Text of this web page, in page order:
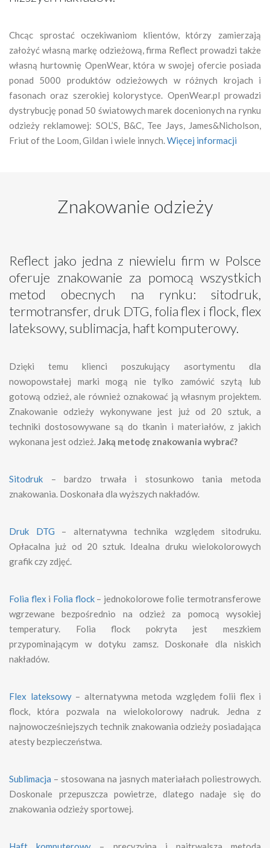
Chcąc sprostać oczekiwaniom klientów, którzy zamierzają
założyć własną markę odzieżową, firma Reflect prowadzi także
własną hurtownię OpenWear, która w swojej ofercie posiada
ponad 5000 produktów odzieżowych w różnych krojach i
fasonach oraz szerokiej kolorystyce. OpenWear.pl prowadzi
dystrybucję ponad 50 światowych marek docenionych na rynku
odzieży reklamowej: SOL’S, B&C, Tee Jays, James&Nicholson,
Friut of the Loom, Gildan i wiele innych.Więcej informacji
Znakowanie odzieży
Reflect jako jedna z niewielu firm w Polsce
oferuje znakowanie za pomocą wszystkich
metod obecnych na rynku: sitodruk,
termotransfer, druk DTG, folia flex i flock, flex
lateksowy, sublimacja, haft komputerowy.
Dzięki temu klienci poszukujący asortymentu dla
nowopowstałej marki mogą nie tylko zamówić szytą lub
gotową odzież, ale również oznakować ją własnym projektem.
Znakowanie odzieży wykonywane jest już od 20 sztuk, a
techniki dostosowywane są do tkanin i materiałów, z jakich
wykonana jest odzież.Jaką metodę znakowania wybrać?
Sitodruk – bardzo trwała i stosunkowo tania metoda
znakowania. Doskonała dla wyższych nakładów.
Druk DTG – alternatywna technika względem sitodruku.
Opłacalna już od 20 sztuk. Idealna druku wielokolorowych
grafik czy zdjęć.
Folia flex i Folia flock– jednokolorowe folie termotransferowe
wgrzewane bezpośrednio na odzież za pomocą wysokiej
temperatury. Folia flock pokryta jest meszkiem
przypominającym w dotyku zamsz. Doskonałe dla niskich
nakładów.
Flex lateksowy– alternatywna metoda względem folii flex i
flock, która pozwala na wielokolorowy nadruk. Jedna z
najnowocześniejszych technik znakowania odzieży posiadająca
atesty bezpieczeństwa.
Sublimacja – stosowana na jasnych materiałach poliestrowych.
Doskonale przepuszcza powietrze, dlatego nadaje się do
znakowania odzieży sportowej.